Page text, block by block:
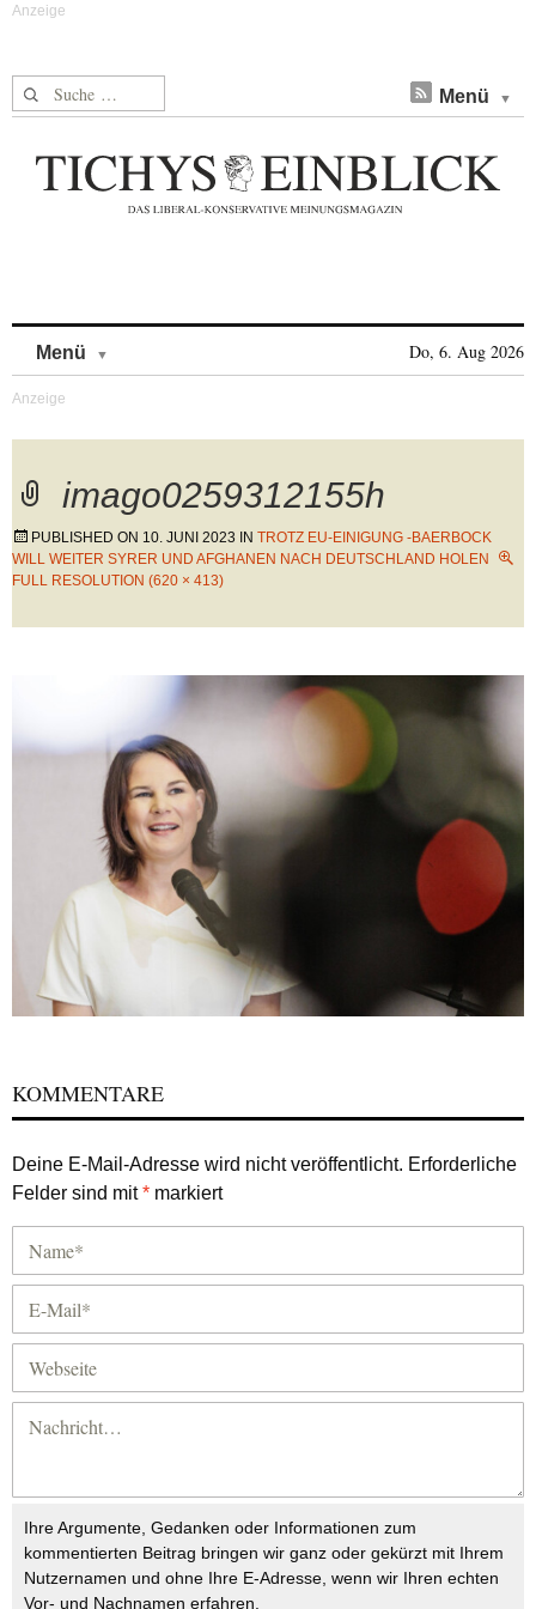
Suche nach: Menü
Menü Do, 6. Aug 2026
imago0259312155h
PUBLISHED ON 10. JUNI 2023 IN TROTZ EU-EINIGUNG -BAERBOCK
WILL WEITER SYRER UND AFGHANEN NACH DEUTSCHLAND HOLEN
FULL RESOLUTION (620 × 413)
KOMMENTARE
Deine E-Mail-Adresse wird nicht veröffentlicht. Erforderliche
Felder sind mit* markiert
Ihre Argumente, Gedanken oder Informationen zum
kommentierten Beitrag bringen wir ganz oder gekürzt mit Ihrem
Nutzernamen und ohne Ihre E-Adresse, wenn wir Ihren echten
Vor- und Nachnamen erfahren.